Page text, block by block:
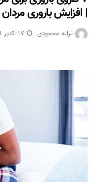
| افزایش باروری
ترانه محمودی 17 اکتبر 2021